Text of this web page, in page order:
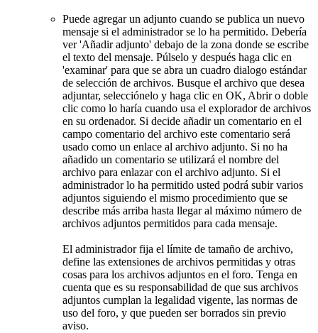
Puede agregar un adjunto cuando se publica un nuevo
mensaje si el administrador se lo ha permitido. Debería
ver 'Añadir adjunto' debajo de la zona donde se escribe
el texto del mensaje. Púlselo y después haga clic en
'examinar' para que se abra un cuadro dialogo estándar
de selección de archivos. Busque el archivo que desea
adjuntar, selecciónelo y haga clic en OK, Abrir o doble
clic como lo haría cuando usa el explorador de archivos
en su ordenador. Si decide añadir un comentario en el
campo comentario del archivo este comentario será
usado como un enlace al archivo adjunto. Si no ha
añadido un comentario se utilizará el nombre del
archivo para enlazar con el archivo adjunto. Si el
administrador lo ha permitido usted podrá subir varios
adjuntos siguiendo el mismo procedimiento que se
describe más arriba hasta llegar al máximo número de
archivos adjuntos permitidos para cada mensaje.
El administrador fija el límite de tamaño de archivo,
define las extensiones de archivos permitidas y otras
cosas para los archivos adjuntos en el foro. Tenga en
cuenta que es su responsabilidad de que sus archivos
adjuntos cumplan la legalidad vigente, las normas de
uso del foro, y que pueden ser borrados sin previo
aviso.